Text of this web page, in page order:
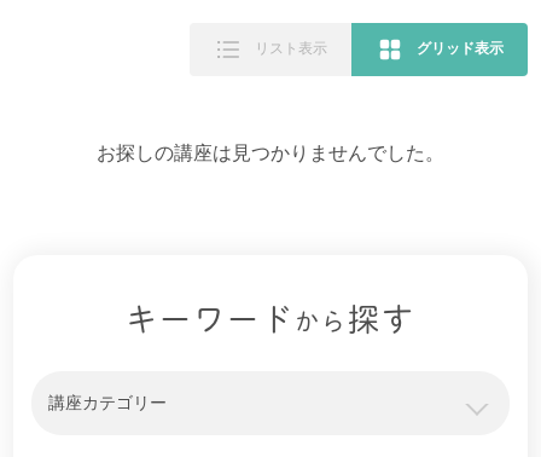
リスト表示 グリッド表示
お探しの講座は見つかりませんでした。
キーワード から 探す
講座カテゴリー